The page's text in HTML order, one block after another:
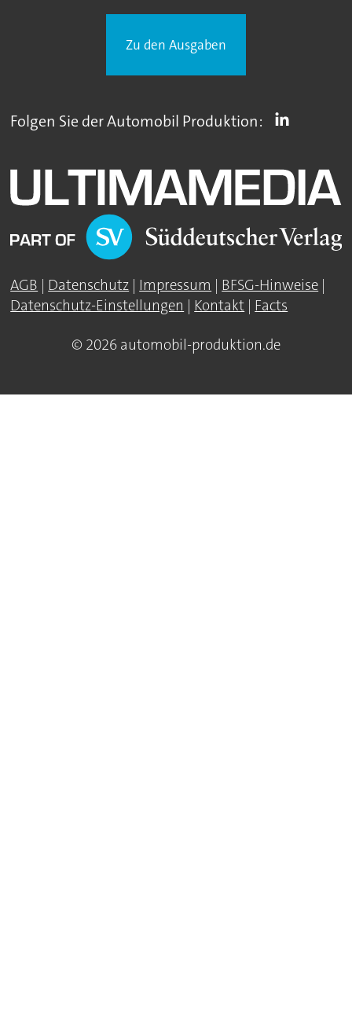
Zu den Ausgaben
Folgen Sie der Automobil Produktion:
AGB | Datenschutz | Impressum | BFSG-Hinweise |
Datenschutz-Einstellungen | Kontakt | Facts
© 2026 automobil-produktion.de